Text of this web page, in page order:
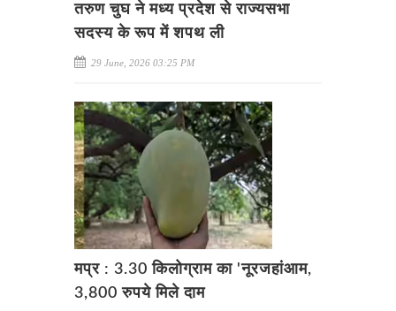
तरुण चुघ ने मध्य प्रदेश से राज्यसभा
सदस्य के रूप में शपथ ली
29 June, 2026 03:25 PM
मप्र : 3.30 किलोग्राम का 'नूरजहांआम,
3,800 रुपये मिले दाम